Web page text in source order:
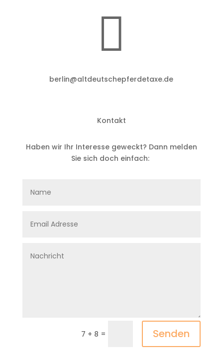

berlin@altdeutschepferdetaxe.de
Kontakt
Haben wir Ihr Interesse geweckt? Dann melden
Sie sich doch einfach:
7 + 8 = Senden